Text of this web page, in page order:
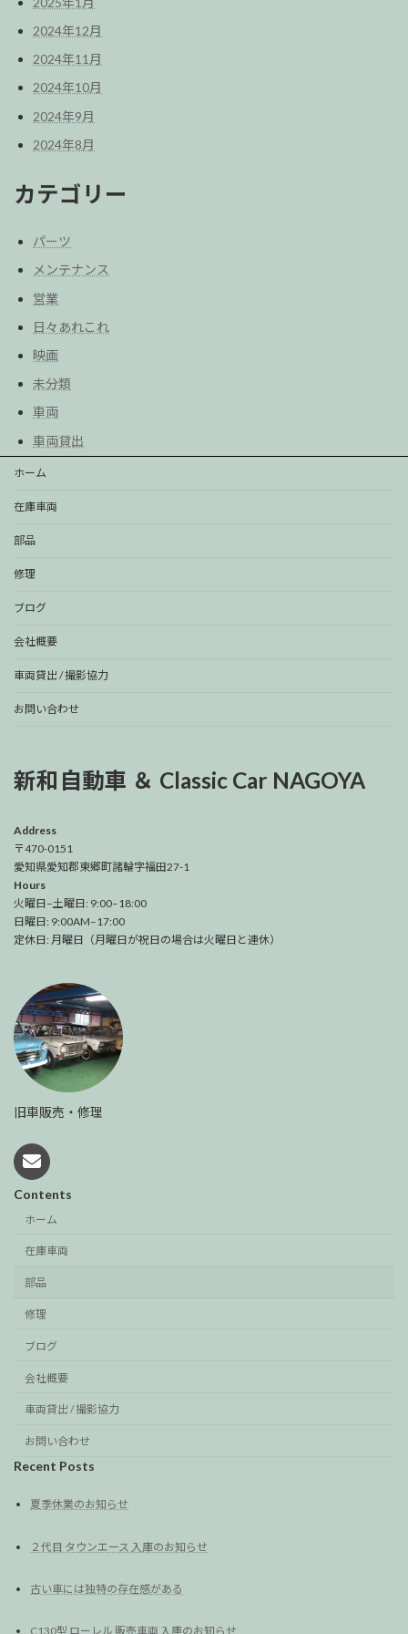
2024年12月
2024年11月
2024年10月
2024年9月
2024年8月
カテゴリー
パーツ
メンテナンス
営業
日々あれこれ
映画
未分類
車両
車両貸出
ホーム
在庫車両
部品
修理
ブログ
会社概要
車両貸出 / 撮影協力
お問い合わせ
新和自動車 ＆ Classic Car NAGOYA
Address
〒470-0151
愛知県愛知郡東郷町諸輪字福田27-1
Hours
火曜日–土曜日: 9:00–18:00
日曜日: 9:00AM–17:00
定休日: 月曜日（月曜日が祝日の場合は火曜日と連休）
旧車販売・修理
Contents
ホーム
在庫車両
部品
修理
ブログ
会社概要
車両貸出 / 撮影協力
お問い合わせ
Recent Posts
夏季休業のお知らせ
２代目 タウンエース 入庫のお知らせ
古い車には独特の存在感がある
C130型 ローレル 販売車両 入庫のお知らせ